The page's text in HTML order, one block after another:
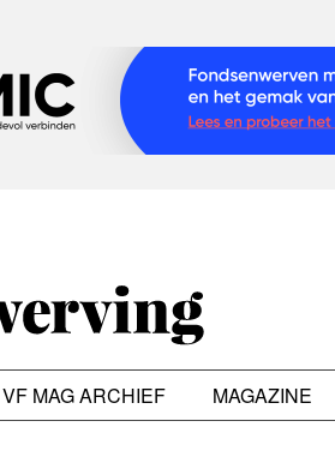
VF MAG ARCHIEF MAGAZINE